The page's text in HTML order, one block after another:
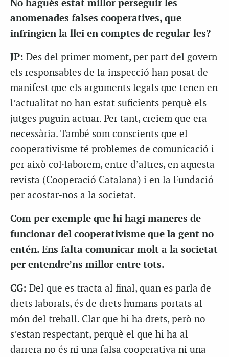
No hagués estat millor perseguir les
anomenades falses cooperatives, que
infringien la llei en comptes de regular-les?
JP: Des del primer moment, per part del govern
els responsables de la inspecció han posat de
manifest que els arguments legals que tenen en
l’actualitat no han estat suficients perquè els
jutges puguin actuar. Per tant, creiem que era
necessària. També som conscients que el
cooperativisme té problemes de comunicació i
per això col·laborem, entre d’altres, en aquesta
revista (Cooperació Catalana) i en la Fundació
per acostar-nos a la societat.
Com per exemple que hi hagi maneres de
funcionar del cooperativisme que la gent no
entén. Ens falta comunicar molt a la societat
per entendre’ns millor entre tots.
CG: Del que es tracta al final, quan es parla de
drets laborals, és de drets humans portats al
món del treball. Clar que hi ha drets, però no
s’estan respectant, perquè el que hi ha al
darrera no és ni una falsa cooperativa ni una